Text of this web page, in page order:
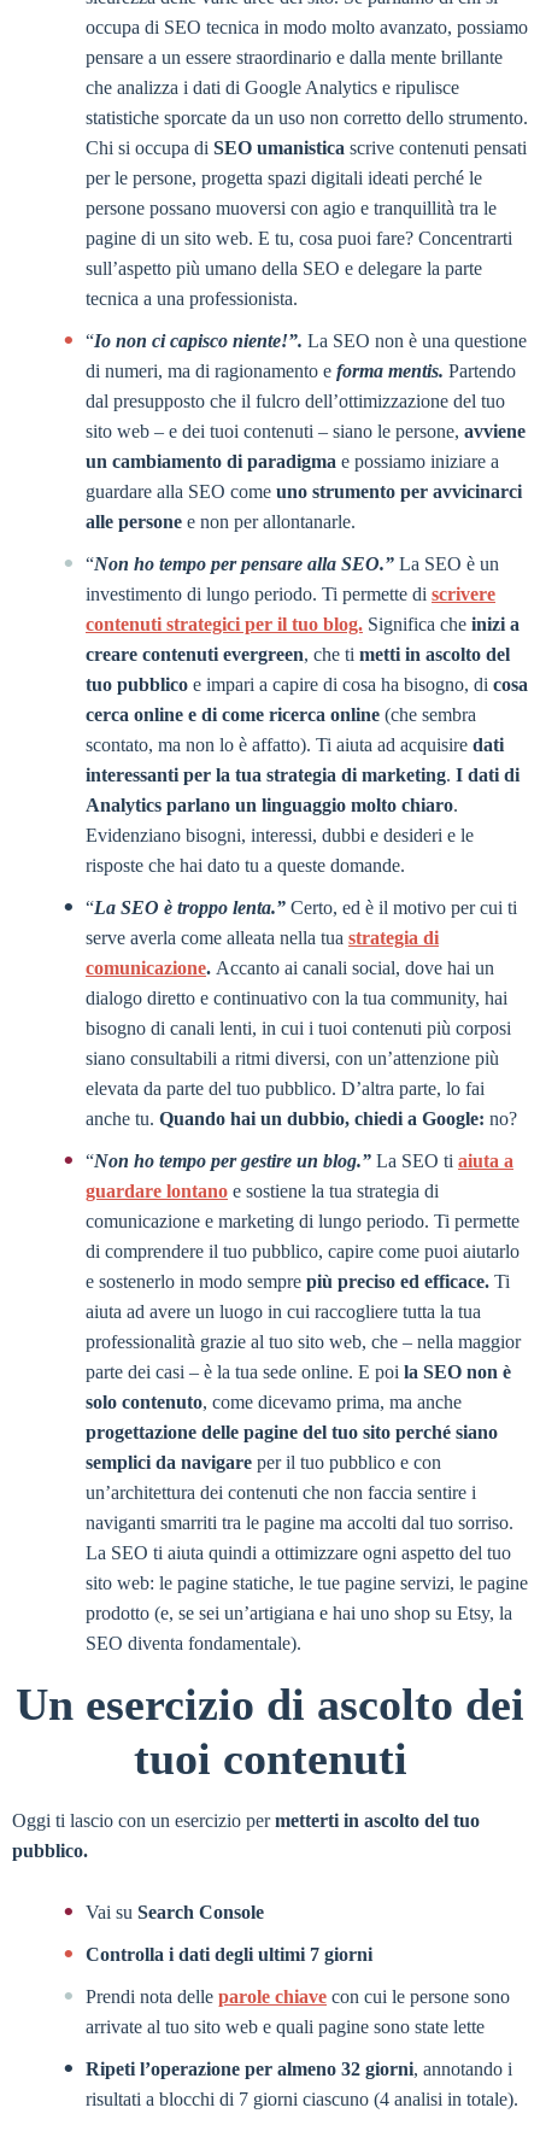
occupa di SEO tecnica in modo molto avanzato, possiamo
pensare a un essere straordinario e dalla mente brillante
che analizza i dati di Google Analytics e ripulisce
statistiche sporcate da un uso non corretto dello strumento.
Chi si occupa di SEO umanistica scrive contenuti pensati
per le persone, progetta spazi digitali ideati perché le
persone possano muoversi con agio e tranquillità tra le
pagine di un sito web. E tu, cosa puoi fare? Concentrarti
sull’aspetto più umano della SEO e delegare la parte
tecnica a una professionista.
“Io non ci capisco niente!”. La SEO non è una questione
di numeri, ma di ragionamento e forma mentis. Partendo
dal presupposto che il fulcro dell’ottimizzazione del tuo
sito web – e dei tuoi contenuti – siano le persone, avviene
un cambiamento di paradigma e possiamo iniziare a
guardare alla SEO come uno strumento per avvicinarci
alle persone e non per allontanarle.
“Non ho tempo per pensare alla SEO.” La SEO è un
investimento di lungo periodo. Ti permette di scrivere
contenuti strategici per il tuo blog. Significa che inizi a
creare contenuti evergreen, che ti metti in ascolto del
tuo pubblico e impari a capire di cosa ha bisogno, di cosa
cerca online e di come ricerca online (che sembra
scontato, ma non lo è affatto). Ti aiuta ad acquisire dati
interessanti per la tua strategia di marketing. I dati di
Analytics parlano un linguaggio molto chiaro.
Evidenziano bisogni, interessi, dubbi e desideri e le
risposte che hai dato tu a queste domande.
“La SEO è troppo lenta.” Certo, ed è il motivo per cui ti
serve averla come alleata nella tua strategia di
comunicazione. Accanto ai canali social, dove hai un
dialogo diretto e continuativo con la tua community, hai
bisogno di canali lenti, in cui i tuoi contenuti più corposi
siano consultabili a ritmi diversi, con un’attenzione più
elevata da parte del tuo pubblico. D’altra parte, lo fai
anche tu. Quando hai un dubbio, chiedi a Google: no?
“Non ho tempo per gestire un blog.” La SEO ti aiuta a
guardare lontano e sostiene la tua strategia di
comunicazione e marketing di lungo periodo. Ti permette
di comprendere il tuo pubblico, capire come puoi aiutarlo
e sostenerlo in modo sempre più preciso ed efficace. Ti
aiuta ad avere un luogo in cui raccogliere tutta la tua
professionalità grazie al tuo sito web, che – nella maggior
parte dei casi – è la tua sede online. E poi la SEO non è
solo contenuto, come dicevamo prima, ma anche
progettazione delle pagine del tuo sito perché siano
semplici da navigare per il tuo pubblico e con
un’architettura dei contenuti che non faccia sentire i
naviganti smarriti tra le pagine ma accolti dal tuo sorriso.
La SEO ti aiuta quindi a ottimizzare ogni aspetto del tuo
sito web: le pagine statiche, le tue pagine servizi, le pagine
prodotto (e, se sei un’artigiana e hai uno shop su Etsy, la
SEO diventa fondamentale).
Un esercizio di ascolto dei
tuoi contenuti
Oggi ti lascio con un esercizio permetterti in ascolto del tuo
pubblico.
Vai su Search Console
Controlla i dati degli ultimi 7 giorni
Prendi nota delle parole chiave con cui le persone sono
arrivate al tuo sito web e quali pagine sono state lette
Ripeti l’operazione per almeno 32 giorni, annotando i
risultati a blocchi di 7 giorni ciascuno (4 analisi in totale).